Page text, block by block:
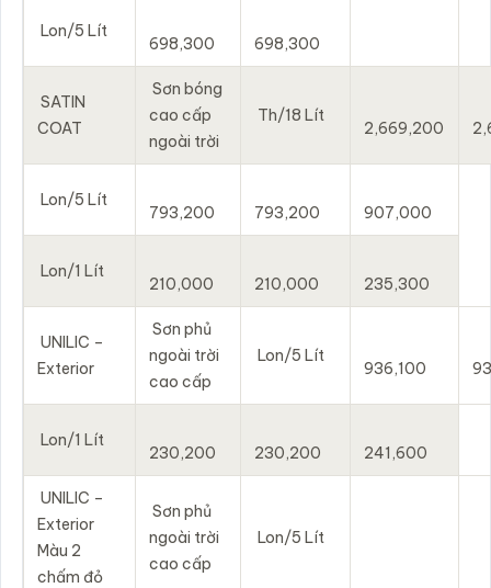
Lon/5 Lít
698,300 698,300
SATIN
COAT
Sơn bóng
cao cấp
ngoài trời
Th/18 Lít
2,669,200
Lon/5 Lít
793,200 793,200 907,000
Lon/1 Lít
210,000 210,000 235,300
UNILIC –
Exterior
Sơn phủ
ngoài trời
cao cấp
Lon/5 Lít
936,100
Lon/1 Lít
230,200 230,200 241,600
UNILIC –
Exterior
Màu 2
chấm đỏ
Sơn phủ
ngoài trời
cao cấp
Lon/5 Lít